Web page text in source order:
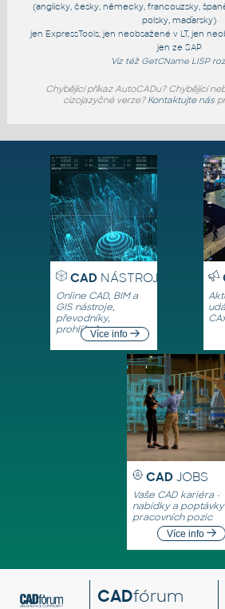
(anglicky, česky, německy, francouzsky,
polsky, maďarsky)
jen ExpressTools , jen neobsažené v LT, jen
jen ze SAP
Viz též GetCNameLISP
Chybějící příkaz AutoCADu? Chybějící
cizojazyčné verze? Kontaktujte nás
CADNÁSTROJE
Online CAD, BIM a
GIS nástroje,
převodníky,
prohlížečeVíce info
CAD JOBS
Vaše CAD kariéra -
nabídky a poptávky
pracovních pozic
Více info
CADfórum